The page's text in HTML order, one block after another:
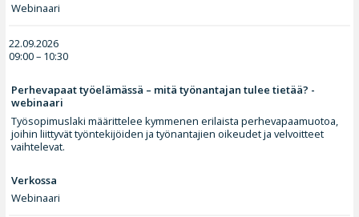
Webinaari
22.09.2026
09:00 – 10:30
Perhevapaat työelämässä – mitä työnantajan tulee tietää? -
webinaari
Työsopimuslaki määrittelee kymmenen erilaista perhevapaamuotoa,
joihin liittyvät työntekijöiden ja työnantajien oikeudet ja velvoitteet
vaihtelevat.
Verkossa
Webinaari